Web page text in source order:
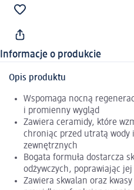
Informacje o produkcie
Opis produktu
Wspomaga nocną
i promienny wygląd
Zawiera ceramidy, które
chroniąc przed utratą wody
zewnętrznych
Bogata formuła dostarcza
odżywczych, poprawiając jej
Zawiera skwalan oraz